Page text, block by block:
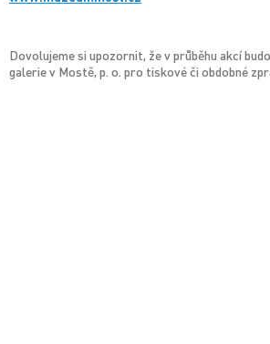
Dovolujeme si upozornit, že v průběhu akcí
galerie v Mostě, p. o. pro tiskové či obdobné